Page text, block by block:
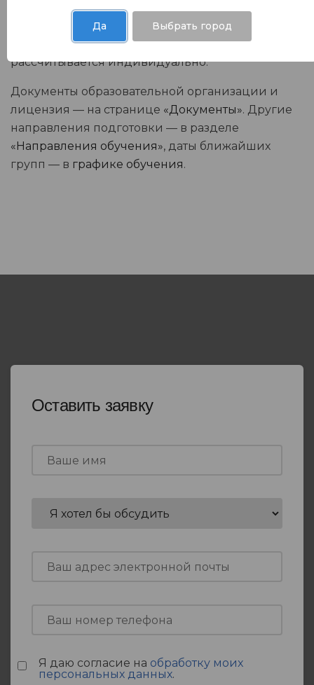
редакция — впрайс-листе на образовательные
. Стоимость очного и очно-заочного
обучения, а также корпоративных групп
рассчитывается индивидуально.
Документы образовательной организации и
лицензия — на странице «Документы». Другие
направления подготовки — в разделе
«Направления обучения», даты ближайших
групп — в графике обучения.
Оставить заявку
Я даю согласие на обработку моих
персональных данных.
Да Выбрать город